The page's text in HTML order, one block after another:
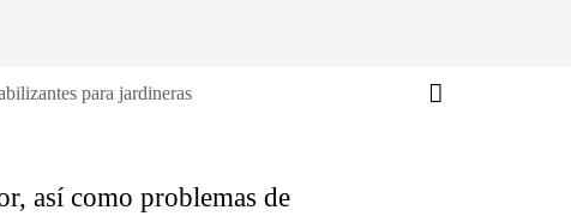
para jardineras
así como problemas de